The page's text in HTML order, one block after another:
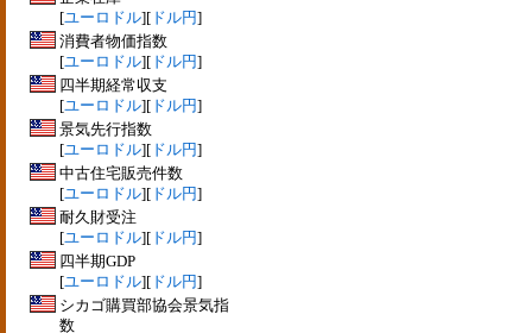
[ユーロドル][ ドル円]
消費者物価指数
[ユーロドル][ ドル円]
四半期経常収支
[ユーロドル][ ドル円]
景気先行指数
[ユーロドル][ ドル円]
中古住宅販売件数
[ユーロドル][ ドル円]
耐久財受注
[ユーロドル][ ドル円]
四半期GDP
[ユーロドル][ ドル円]
シカゴ購買部協会景気指
数